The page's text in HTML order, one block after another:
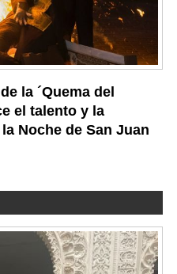
la ´Quema del
el talento y la
Noche de San Juan